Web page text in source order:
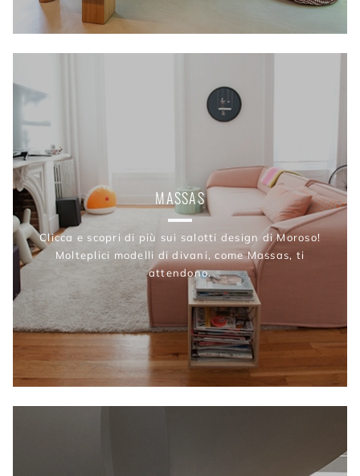
MASSAS
Clicca e scopri di più sui salotti design di Moroso!
Molteplici modelli di divani, come Massas, ti
attendono.